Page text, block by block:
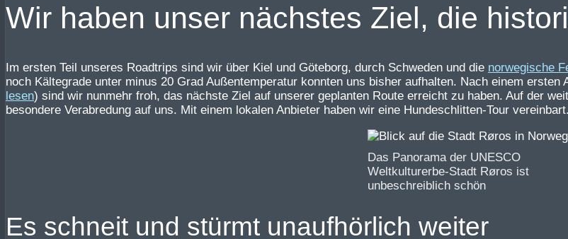
Wir haben unser nächstes Ziel, die
Im ersten Teil unseres Roadtrips sind wir über Kiel und Göteborg, durch Schweden und die norwegische
noch Kältegrade unter minus 20 Grad Außentemperatur konnten uns bisher aufhalten. Nach einem ersten
lesen) sind wir nunmehr froh, das nächste Ziel auf unserer geplanten Route erreicht zu haben. Auf der
besondere Verabredung auf uns. Mit einem lokalen Anbieter haben wir eine Hundeschlitten-Tour vereinbart.
Das Panorama der UNESCO
Weltkulturerbe-Stadt Røros ist
unbeschreiblich schön
Es schneit und stürmt unaufhörlich weiter